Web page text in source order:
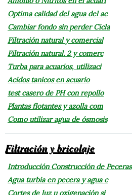
Optima calidad del agua del ac
Cambiar fondo sin perder Cicla
Filtración natural y comercial
Filtración natural. 2 y comerc
Turba para acuarios, utilizaci
Acidos tanicos en acuario
test casero de PH con repollo
Plantas flotantes y azolla com
Como utilizar agua de ósmosis
Filtración y bricolaje
Introducción Construcción de Peceras
Agua turbia en pecera y agua c
Cortes de luz u oxigenación si